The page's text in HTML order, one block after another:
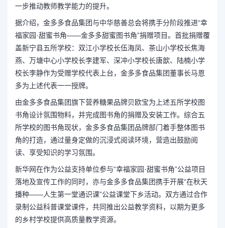
一步推动教师教学能力的提升。
据介绍，金多多食品集团与中华慈善总会将携手分阶段推进“幸
福家园·甜蜜书角——金多多甜蜜图书角”捐赠项目。首批捐赠覆
盖新宁县五所学校：双江小学校长伍海凤、茶山小学校长焦海
燕、万塘中心小学校长李建军、深冲小学校长唐歆、陆楠小学
校长李静作为受赠学校代表上台，金多多食品集团董事长马恩
多为上述代表一一授牌。
由金多多食品集团旗下营养糖果品牌贝欧宝为上述五所学校图
书角设计氛围物料，并完成图书角的捐赠及安装工作。综合五
所学校的图书角现状，金多多食品集团品牌部门着手整体图书
角的打造，通过量身定做的沉浸式阅读环境，营造出鼓励阅
读、享受知识的学习氛围。
新华网在作为公益支持单位参与“幸福家园·甜蜜书角”公益项目
落地及宣传工作的同时，亦与金多多食品集团携手开展“在秋天
播种——人生第一堂通识课”公益课堂下乡活动。双方通过合作
录制公益科普课堂课件，共同推出公益教学资料，以期为更多
的乡村学校提供高质量教学资源。